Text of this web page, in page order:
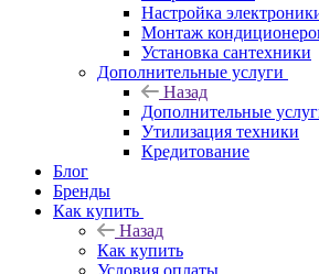
Настройка
Монтаж
Установка сантехники
Дополнительные услуги
Назад
Дополнительные
Утилизация техники
Кредитование
Блог
Бренды
Как купить
Назад
Как купить
Условия оплаты